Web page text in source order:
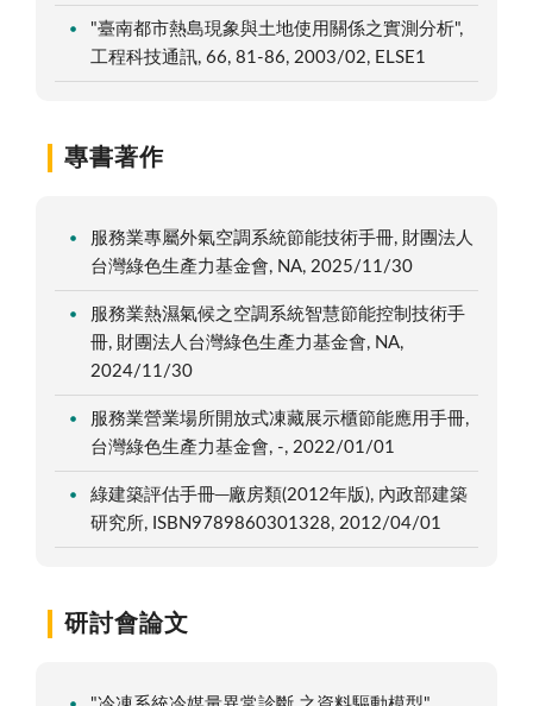
"臺南都市熱島現象與土地使用關係之實測分析",
工程科技通訊, 66, 81-86, 2003/02, ELSE1
專書著作
服務業專屬外氣空調系統節能技術手冊, 財團法人
台灣綠色生產力基金會, NA, 2025/11/30
服務業熱濕氣候之空調系統智慧節能控制技術手
冊, 財團法人台灣綠色生產力基金會, NA,
2024/11/30
服務業營業場所開放式凍藏展示櫃節能應用手冊,
台灣綠色生產力基金會, -, 2022/01/01
綠建築評估手冊─廠房類(2012年版), 內政部建築
研究所, ISBN9789860301328, 2012/04/01
研討會論文